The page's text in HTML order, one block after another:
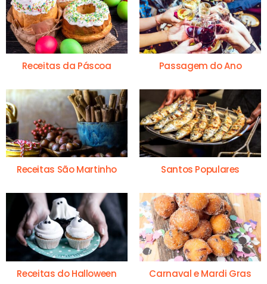
Receitas da Páscoa Passagem do Ano
Receitas São Martinho Santos Populares
Receitas do Halloween Carnaval e Mardi Gras